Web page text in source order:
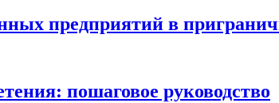
предприятий в
пошаговое руководство